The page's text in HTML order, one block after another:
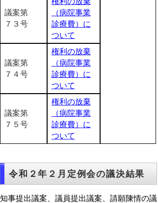
議案第
７３号
（病院事業
診療費）に
ついて
議案第
７４号
権利の放棄
（病院事業
診療費）に
ついて
議案第
７５号
権利の放棄
（病院事業
診療費）に
ついて
令和２年２月定例会の議決結果
知事提出議案、議員提出議案、請願陳情の議